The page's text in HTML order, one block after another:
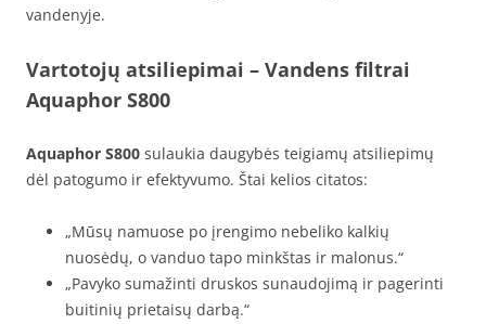
vandenyje.
Vartotojų atsiliepimai – Vandens filtrai
Aquaphor S800
Aquaphor S800 sulaukia daugybės teigiamų atsiliepimų
dėl patogumo ir efektyvumo. Štai kelios citatos:
„Mūsų namuose po įrengimo nebeliko kalkių
nuosėdų, o vanduo tapo minkštas ir malonus.“
„Pavyko sumažinti druskos sunaudojimą ir pagerinti
buitinių prietaisų darbą.“